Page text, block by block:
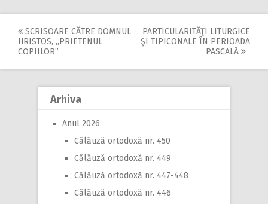
Post
navigation
SCRISOARE CĂTRE DOMNUL
HRISTOS, ,,PRIETENUL
COPIILOR”
PARTICULARITĂŢI LITURGICE
ŞI TIPICONALE ÎN PERIOADA
PASCALĂ
Arhiva
Anul 2026
Călăuză ortodoxă nr. 450
Călăuză ortodoxă nr. 449
Călăuză ortodoxă nr. 447-448
Călăuză ortodoxă nr. 446